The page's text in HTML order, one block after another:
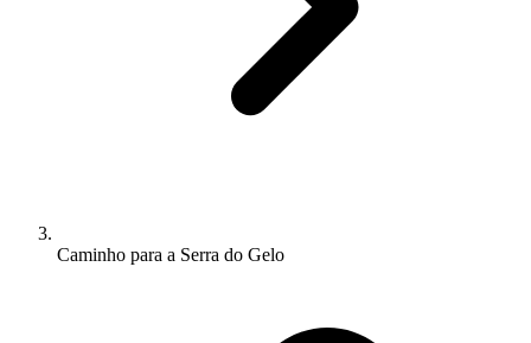
Caminho para a Serra do Gelo